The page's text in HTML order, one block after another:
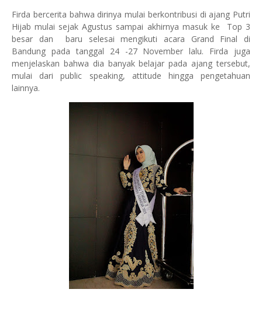
Firda bercerita bahwa dirinya mulai berkontribusi di ajang Putri
Hijab mulai sejak Agustus sampai akhirnya masuk ke Top 3
besar dan baru selesai mengikuti acara Grand Final di
Bandung pada tanggal 24 -27 November lalu. Firda juga
menjelaskan bahwa dia banyak belajar pada ajang tersebut,
mulai dari public speaking, attitude hingga pengetahuan
lainnya.